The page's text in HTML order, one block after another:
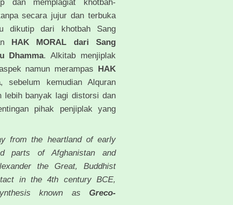
secara jujur dan terbuka
dikutip dari khotbah Sang
HAK MORAL dari Sang
Dhamma. Alkitab menjiplak
namun merampas HAK
, sebelum kemudian Alquran
lebih banyak lagi distorsi dan
pihak penjiplak yang
from the heartland of early
parts of Afghanistan and
the Great, Buddhist
in the 4th century BCE,
known as Greco-